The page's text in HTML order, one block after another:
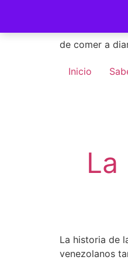
content
de comer a
Inicio
La historia de
venezolanos